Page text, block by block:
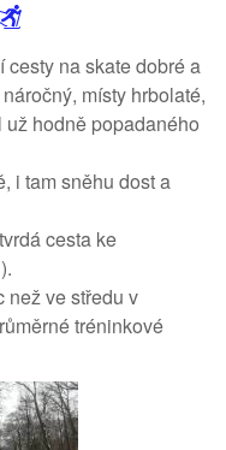
na skate dobré a
místy hrbolaté,
hodně popadaného
i tam sněhu dost a
cesta ke
než ve středu v
tréninkové